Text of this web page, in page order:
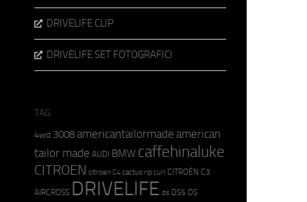
DRIVELIFE CLIP
DRIVELIFE SET FOTOGRAFICI
TAG
4wd 3008americantailormade american
tailor made AUDI BMW caffehinaluke
CITROEN citroen C4 cactus rip curl CITROËN C3
AIRCROSS DRIVELIFE ds DS5 DS